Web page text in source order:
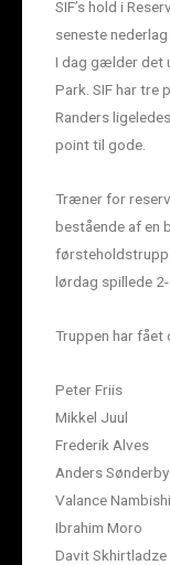
SIF’s hold i
seneste
I dag gælder det
Park. SIF har tre
Randers
point til gode.
Træner for
bestående af en
lørdag spillede
Truppen har fået
Peter Friis
Mikkel Juul
Frederik Alves
Anders Sønderby
Valance Nambishi
Ibrahim Moro
Davit Skhirtladze